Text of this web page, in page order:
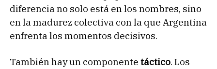
diferencia no solo está en los nombres, sino
en la madurez colectiva con la que Argentina
enfrenta los momentos decisivos.
También hay un componente táctico. Los